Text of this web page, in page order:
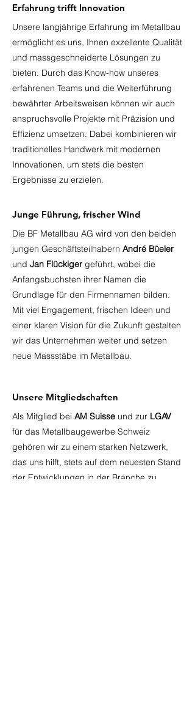
Erfahrung trifft Innovation
Unsere langjährige Erfahrung im Metallbau
ermöglicht es uns, Ihnen exzellente Qualität
und massgeschneiderte Lösungen zu
bieten. Durch das Know-how unseres
erfahrenen Teams und die Weiterführung
bewährter Arbeitsweisen können wir auch
anspruchsvolle Projekte mit Präzision und
Effizienz umsetzen. Dabei kombinieren wir
traditionelles Handwerk mit modernen
Innovationen, um stets die besten
Ergebnisse zu erzielen.
Junge Führung, frischer Wind
Die BF Metallbau AG wird von den beiden
jungen Geschäftsteilhabern André Büeler
und Jan Flückiger geführt, wobei die
Anfangsbuchsten ihrer Namen die
Grundlage für den Firmennamen bilden.
Mit viel Engagement, frischen Ideen und
einer klaren Vision für die Zukunft gestalten
wir das Unternehmen weiter und setzen
neue Massstäbe im Metallbau.
Unsere Mitgliedschaften
Als Mitglied bei AM Suisse und zur LGAV
für das Metallbaugewerbe Schweiz
gehören wir zu einem starken Netzwerk,
das uns hilft, stets auf dem neuesten Stand
der Entwicklungen in der Branche zu